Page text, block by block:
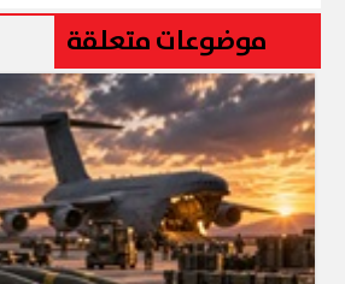
موضوعات متعلقة